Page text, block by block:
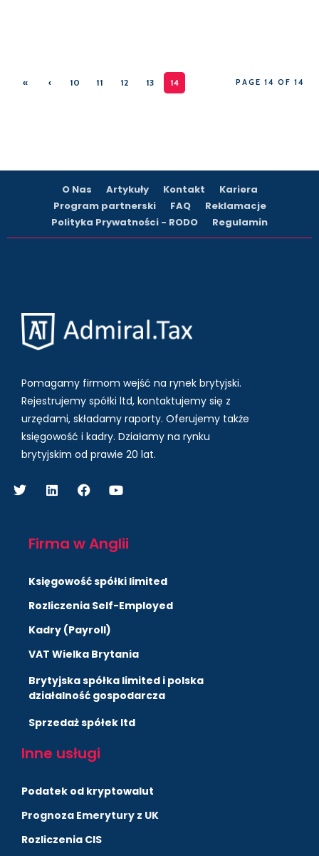
«
‹
10 11 12 13 14 PAGE 14 OF 14
O Nas Artykuły Kontakt
Kariera
Program partnerski
FAQ
Reklamacje
Polityka Prywatności - RODO
Regulamin
Pomagamy firmom wejść na rynek brytyjski.
Rejestrujemy spółki ltd, kontaktujemy się z
urzędami, składamy raporty. Oferujemy także
księgowość i kadry. Działamy na rynku
brytyjskim od prawie 20 lat.
Firma w Anglii
Księgowość spółki limited
Rozliczenia Self-Employed
Kadry (Payroll)
VAT Wielka Brytania
Brytyjska spółka limited i polska
działalność gospodarcza
Sprzedaż spółek ltd
Inne usługi
Podatek od kryptowalut
Prognoza Emerytury z UK
Rozliczenia CIS